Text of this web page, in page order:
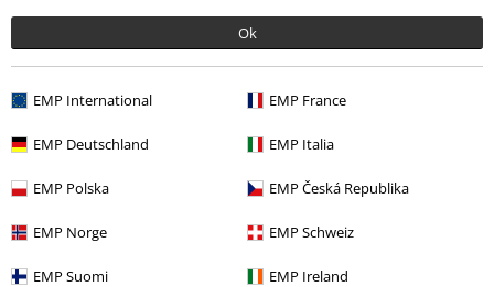
Ok
EMP International EMP France
EMP Deutschland EMP Italia
EMP Polska EMP Česká Republika
EMP Norge EMP Schweiz
EMP Suomi EMP Ireland
Fijne broek
Fijne broek , erg zachte fijne stof en lekker skinny.
De maatfinder had bij mij maat 30 gezegd maar die was mij aan de
Kwaliteit